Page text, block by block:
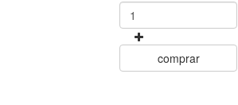
comprar